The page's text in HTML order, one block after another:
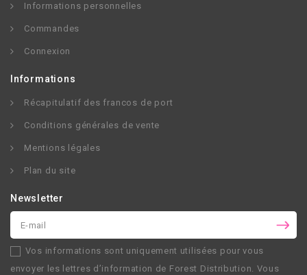
Informations personnelles
Commandes
Connexion
Informations
Récapitulatif des francos de port
Conditions générales de vente
Mentions légales
Plan du site
Newsletter
Vos informations sont uniquement utilisées pour vous
envoyer les lettres d’information de Forest Distribution. Vous